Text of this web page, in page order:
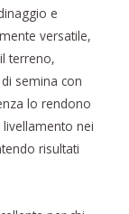
e
versatile,
terreno,
semina con
lo rendono
nei
risultati